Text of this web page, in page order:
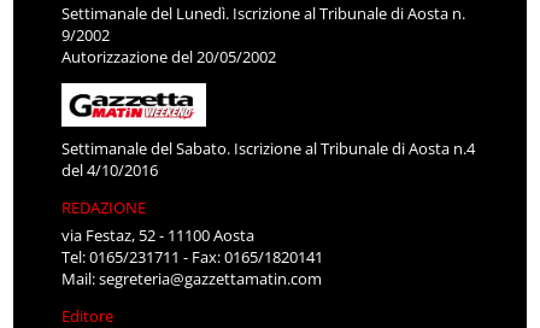
Settimanale del Lunedì. Iscrizione al Tribunale di Aosta n.
9/2002
Autorizzazione del 20/05/2002
Settimanale del Sabato. Iscrizione al Tribunale di Aosta n.4
del 4/10/2016
REDAZIONE
via Festaz, 52 - 11100 Aosta
Tel: 0165/231711 - Fax: 0165/1820141
Mail:segreteria@gazzettamatin.com
Editore